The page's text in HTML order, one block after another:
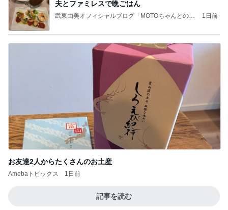
夫とファミレスで晩ごはん
武東由美オフィシャルブログ「MOTOちゃんとのは
1日前
お友達2人からたくさんのお土産
Amebaトピックス 1日前
記事を読む